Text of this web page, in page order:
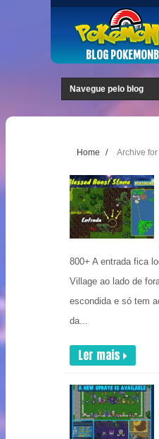
BLOG
Home / Archive
800+ A entrada fica
Village ao lado de
escondida e só tem
da...
Ler mais